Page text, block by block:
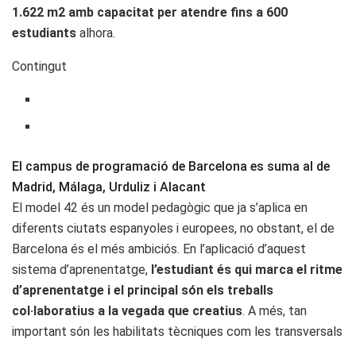
1.622 m2 amb capacitat per atendre fins a 600
estudiants alhora.
Contingut
El campus de programació de Barcelona es suma al de
Madrid, Málaga, Urduliz i Alacant
El model 42 és un model pedagògic que ja s’aplica en
diferents ciutats espanyoles i europees, no obstant, el de
Barcelona és el més ambiciós. En l’aplicació d’aquest
sistema d’aprenentatge, l’estudiant és qui marca el ritme
d’aprenentatge i el principal són els treballs
col·laboratius a la vegada que creatius. A més, tan
important són les habilitats tècniques com les transversals